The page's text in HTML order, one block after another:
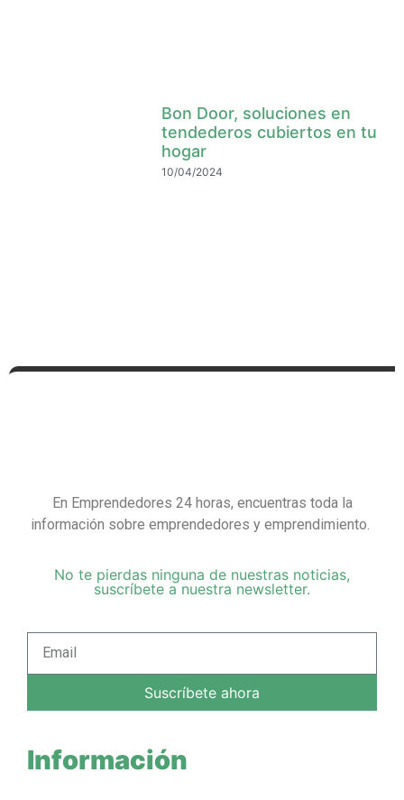
Bon Door, soluciones en
tendederos cubiertos en tu
hogar
10/04/2024
En Emprendedores 24 horas, encuentras toda la
información sobre emprendedores y emprendimiento.
No te pierdas ninguna de nuestras noticias,
suscríbete a nuestra newsletter.
Suscríbete ahora
Información